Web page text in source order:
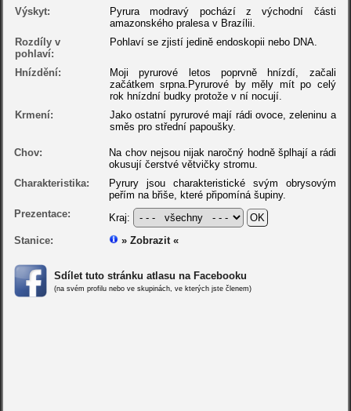
Výskyt:
Pyrura modravý pochází z východní části
amazonského pralesa v Brazílii.
Rozdíly v
pohlaví:
Pohlaví se zjistí jedině endoskopii nebo DNA.
Hnízdění:
Moji pyrurové letos poprvně hnízdí, začali
začátkem srpna.Pyrurové by měly mít po celý
rok hnízdní budky protože v ní nocují.
Krmení:
Jako ostatní pyrurové mají rádi ovoce, zeleninu a
směs pro střední papoušky.
Chov:
Na chov nejsou nijak naročný hodně šplhají a rádi
okusují čerstvé větvičky stromu.
Charakteristika:
Pyrury jsou charakteristické svým obrysovým
peřím na břiše, které připomíná šupiny.
Prezentace:
Kraj:
Stanice:
» Zobrazit «
Sdílet tuto stránku atlasu na Facebooku
(na svém profilu nebo ve skupinách, ve kterých jste členem)